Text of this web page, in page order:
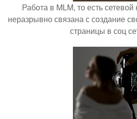
Работа в MLM, то есть
неразрывно связана с создание
страницы в соц